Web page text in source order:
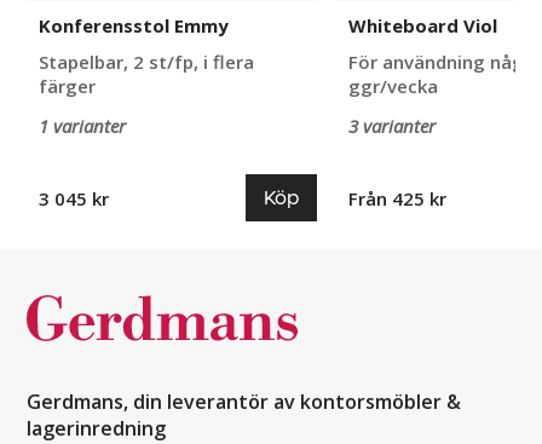
Konferensstol Emmy
Stapelbar, 2 st/fp, i flera
färger
1 varianter
3 045 kr Köp
Whiteboard Viol
För användning några
ggr/vecka
3 varianter
Från 425 kr
Gerdmans, din leverantör av kontorsmöbler &
lagerinredning